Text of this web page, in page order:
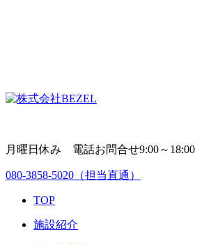
月曜日休み 電話お問合せ9:00～18:00
080-3858-5020 （担当直通）
TOP
施設紹介